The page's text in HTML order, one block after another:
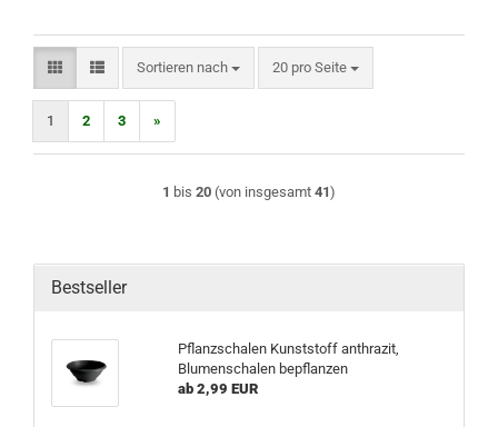
Sortieren nach
Sortieren nach 20 pro Seite
pro Seite
1 2 3 »
1 bis 20 (von insgesamt 41)
Bestseller
Pflanzschalen Kunststoff anthrazit,
Blumenschalen bepflanzen
ab 2,99 EUR